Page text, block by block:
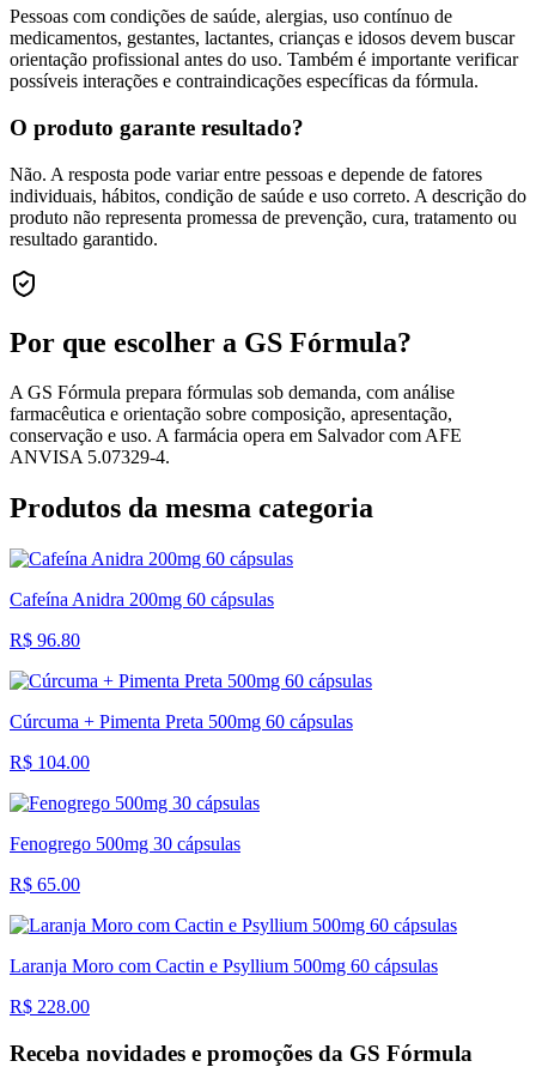
Pessoas com condições de saúde, alergias, uso contínuo de
medicamentos, gestantes, lactantes, crianças e idosos devem buscar
orientação profissional antes do uso. Também é importante verificar
possíveis interações e contraindicações específicas da fórmula.
O produto garante resultado?
Não. A resposta pode variar entre pessoas e depende de fatores
individuais, hábitos, condição de saúde e uso correto. A descrição do
produto não representa promessa de prevenção, cura, tratamento ou
resultado garantido.
Por que escolher a GS Fórmula?
A GS Fórmula prepara fórmulas sob demanda, com análise
farmacêutica e orientação sobre composição, apresentação,
conservação e uso. A farmácia opera em Salvador com AFE
ANVISA 5.07329-4.
Produtos da mesma categoria
Cafeína Anidra 200mg 60 cápsulas
R$ 96.80
Cúrcuma + Pimenta Preta 500mg 60 cápsulas
R$ 104.00
Fenogrego 500mg 30 cápsulas
R$ 65.00
Laranja Moro com Cactin e Psyllium 500mg 60 cápsulas
R$ 228.00
Receba novidades e promoções da GS Fórmula